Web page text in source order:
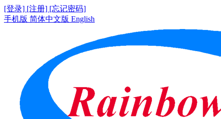
[登录] [注册] [忘记密码]
手机版 简体中文版 English